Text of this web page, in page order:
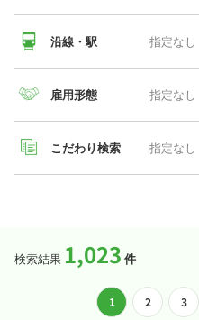
▼東京都の給与相場
医療キャリアナビでは、言語聴
掲載しています。「
ど希望条件で検索することはも
だけでは見えにくい部分は、代
沿線・駅 指定なし
雇用形態 指定なし
こだわり検索 指定なし
検索結果 1,023 件
1 2 3